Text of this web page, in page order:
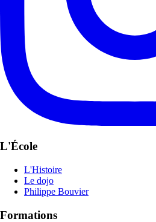
L'École
L'Histoire
Le dojo
Philippe Bouvier
Formations